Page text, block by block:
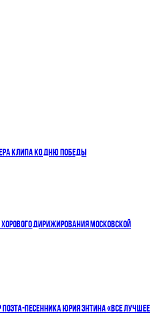
КЛИПА КО ДНЮ ПОБЕДЫ
ДИРИЖИРОВАНИЯ МОСКОВСКОЙ
ПОЭТА-ПЕСЕННИКА ЮРИЯ ЭНТИНА «ВСЕ ЛУЧШЕЕ